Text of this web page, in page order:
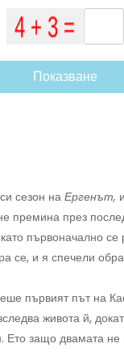
Показване
сезон на Ергенът,
премина през
първоначално
се, и я спечели
първият път на
живота й,
Ето защо двамата